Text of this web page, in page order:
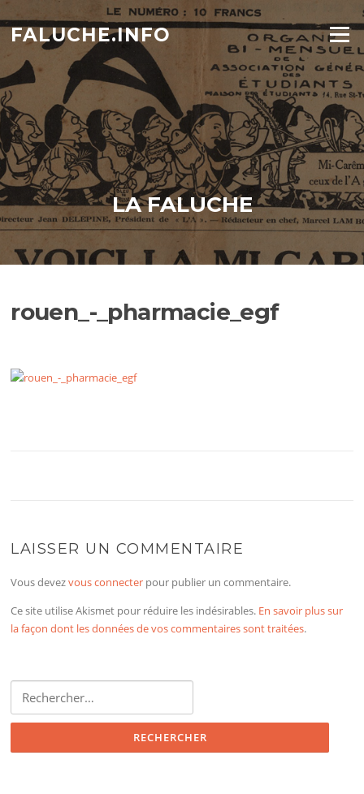
Aller
au
contenu
FALUCHE.INFO Menu
LA FALUCHE
rouen_-_pharmacie_egf
LAISSER UN COMMENTAIRE
Vous devezvous connecter pour publier un commentaire.
Ce site utilise Akismet pour réduire les indésirables. En savoir plus sur
la façon dont les données de vos commentaires sont traitées.